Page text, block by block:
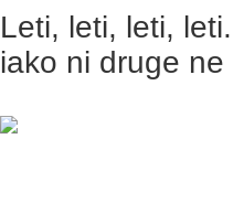
Leti, leti, leti,
iako ni druge